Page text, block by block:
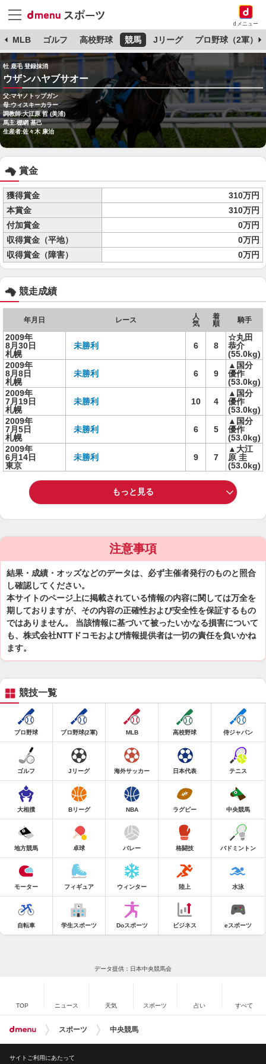
dメニュー
MLB ゴルフ 高校野球 競馬 Jリーグ プロ野球（2軍）
牡 鹿毛 登録抹消
ウザンハヤブサオー
父:マヤノトップガン
母:ウィスキーカラー
調教師:大江原 哲 (美浦)
馬主:棚網 基己
生産者:佐々木 康治
賞金
獲得賞金
310万円
本賞金
310万円
付加賞金
0万円
収得賞金（平地）
0万円
収得賞金（障害）
0万円
競走成績
年月日 レース
人
気
着
順
騎手
2009年
8月30日
札幌
未勝利 6 8
☆丸田
恭介
(55.0kg)
2009年
8月8日
札幌
未勝利 6 9
▲国分
優作
(53.0kg)
2009年
7月19日
札幌
未勝利 10 4
▲国分
優作
(53.0kg)
2009年
7月5日
札幌
未勝利 6 5
▲国分
優作
(53.0kg)
2009年
6月14日
東京
未勝利 9 7
▲大江
原 圭
(53.0kg)
もっと見る
注意事項
結果・成績・オッズなどのデータは、必ず主催者発行のものと照合
し確認してください。
本サイトのページ上に掲載されている情報の内容に関しては万全を
期しておりますが、その内容の正確性および安全性を保証するもの
ではありません。 当該情報に基づいて被ったいかなる損害について
も、株式会社NTTドコモおよび情報提供者は一切の責任を負いかね
ます。
競技一覧
プロ野球 プロ野球(2軍) MLB 高校野球 侍ジャパン
ゴルフ Jリーグ 海外サッカー 日本代表 テニス
大相撲 Bリーグ NBA ラグビー 中央競馬
地方競馬 卓球 バレー 格闘技 バドミントン
モーター フィギュア ウィンター 陸上 水泳
自転車 学生スポーツ Doスポーツ ビジネス eスポーツ
データ提供：日本中央競馬会
TOP ニュース 天気 スポーツ 占い すべて
スポーツ 中央競馬
サイトご利用にあたって